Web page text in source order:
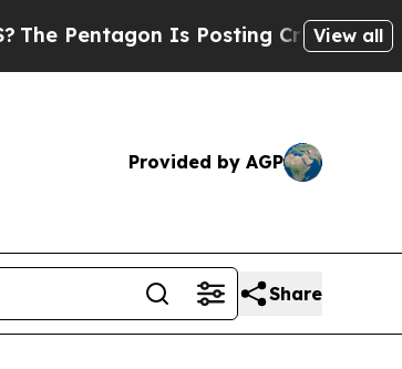
Is Posting Cryptic BiblicalView all
Provided by AGP
Share